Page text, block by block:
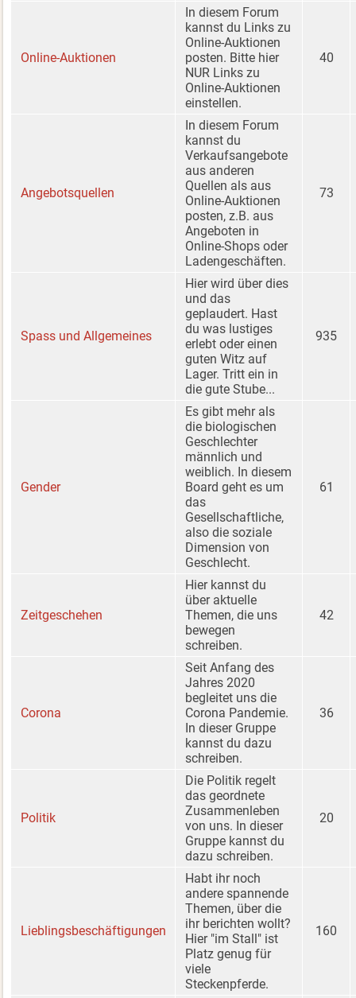
Online-Auktionen
In diesem Forum
kannst du Links zu
Online-Auktionen
posten. Bitte hier
NUR Links zu
Online-Auktionen
einstellen.
40
Angebotsquellen
In diesem Forum
kannst du
Verkaufsangebote
aus anderen
Quellen als aus
Online-Auktionen
posten, z.B. aus
Angeboten in
Online-Shops oder
Ladengeschäften.
73
Spass und Allgemeines
Hier wird über dies
und das
geplaudert. Hast
du was lustiges
erlebt oder einen
guten Witz auf
Lager. Tritt ein in
die gute Stube...
935
Gender
Es gibt mehr als
die biologischen
Geschlechter
männlich und
weiblich. In diesem
Board geht es um
das
Gesellschaftliche,
also die soziale
Dimension von
Geschlecht.
61
Zeitgeschehen
Hier kannst du
über aktuelle
Themen, die uns
bewegen
schreiben.
42
Corona
Seit Anfang des
Jahres 2020
begleitet uns die
Corona Pandemie.
In dieser Gruppe
kannst du dazu
schreiben.
36
Politik
Die Politik regelt
das geordnete
Zusammenleben
von uns. In dieser
Gruppe kannst du
dazu schreiben.
20
Lieblingsbeschäftigungen
Habt ihr noch
andere spannende
Themen, über die
ihr berichten wollt?
Hier "im Stall" ist
Platz genug für
viele
Steckenpferde.
160